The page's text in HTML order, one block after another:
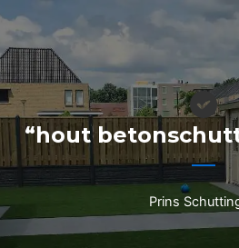
naar
de
inhoud
“hout
Prins